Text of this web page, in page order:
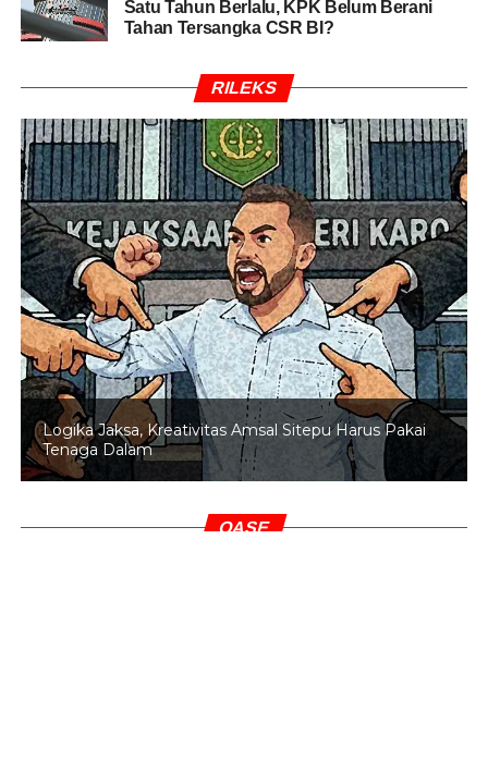
Satu Tahun Berlalu, KPK Belum Berani
Tahan Tersangka CSR BI?
RILEKS
Logika Jaksa, Kreativitas Amsal Sitepu Harus Pakai
Tenaga Dalam
OASE